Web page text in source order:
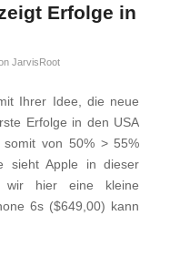
Erfolge in
JarvisRoot
Ihrer Idee, die neue
Erfolge in den USA
somit von 50% > 55%
sieht Apple in dieser
wir hier eine kleine
6s ($649,00) kann